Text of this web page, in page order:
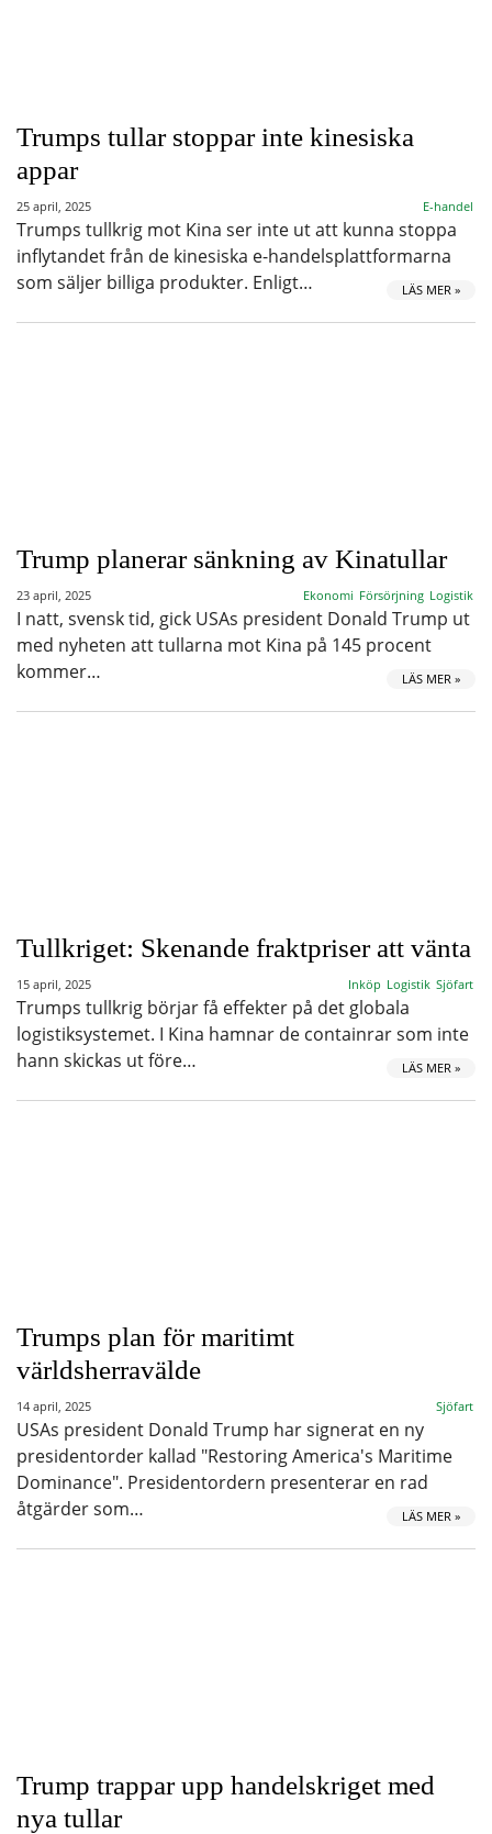
Trumps tullar stoppar inte kinesiska
appar
25 april, 2025 E-handel
Trumps tullkrig mot Kina ser inte ut att kunna stoppa
inflytandet från de kinesiska e-handelsplattformarna
som säljer billiga produkter. Enligt…
LÄS MER »
Trump planerar sänkning av Kinatullar
23 april, 2025 Ekonomi Försörjning Logistik
I natt, svensk tid, gick USAs president Donald Trump ut
med nyheten att tullarna mot Kina på 145 procent
kommer…
LÄS MER »
Tullkriget: Skenande fraktpriser att vänta
15 april, 2025 Inköp Logistik Sjöfart
Trumps tullkrig börjar få effekter på det globala
logistiksystemet. I Kina hamnar de containrar som inte
hann skickas ut före…
LÄS MER »
Trumps plan för maritimt
världsherravälde
14 april, 2025 Sjöfart
USAs president Donald Trump har signerat en ny
presidentorder kallad "Restoring America's Maritime
Dominance". Presidentordern presenterar en rad
åtgärder som…
LÄS MER »
Trump trappar upp handelskriget med
nya tullar